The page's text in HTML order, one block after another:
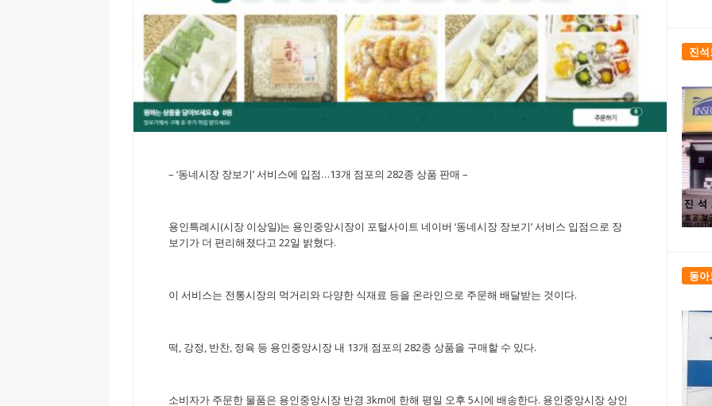
– ‘동네시장 장보기’ 서비스에 입점…13개 점포의 282종 상품 판매 –
용인특례시(시장 이상일)는 용인중앙시장이 포털사이트 네이버 ‘동네시장 장보기’ 서비스 입점으로 장
보기가 더 편리해졌다고 22일 밝혔다.
이 서비스는 전통시장의 먹거리와 다양한 식재료 등을 온라인으로 주문해 배달받는 것이다.
떡, 강정, 반찬, 정육 등 용인중앙시장 내 13개 점포의 282종 상품을 구매할 수 있다.
소비자가 주문한 물품은 용인중앙시장 반경 3km에 한해 평일 오후 5시에 배송한다. 용인중앙시장 상인
진
동